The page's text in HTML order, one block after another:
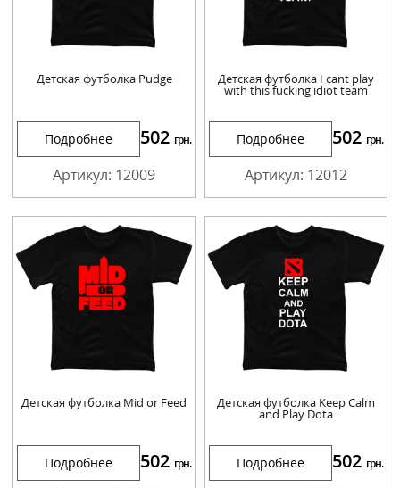
Детская футболка Pudge
Подробнее 502 грн.
Артикул: 12009
Детская футболка I cant play
with this fucking idiot team
Подробнее 502 грн.
Артикул: 12012
Детская футболка Mid or Feed
Подробнее 502 грн.
Детская футболка Keep Calm
and Play Dota
Подробнее 502 грн.